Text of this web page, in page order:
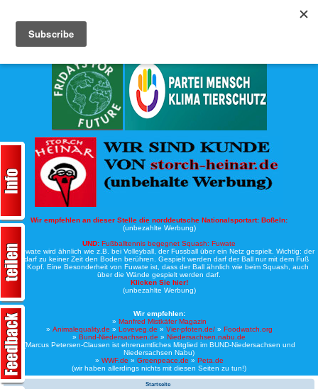
Wir empfehlen an dieser Stelle die norddeutsche Nationalsportart: Boßeln:
(unbezahlte Werbung)
UND: Fußballtennis begegnet Squash: Fuwate
Bei Fuwate wird ähnlich wie z.B. bei Volleyball, der Fussball über ein Netz gespielt. Wichtig: der
Ball darf zu keiner Zeit den Boden berühren. Gespielt werden darf der Ball nur mit dem Fuß
oder Kopf. Eine Besonderheit von Fuwate ist, dass der Ball ähnlich wie beim Squash, auch
über die Wände gespielt werden darf.
Klicken Sie hier!
(unbezahlte Werbung)
Wir empfehlen:
» Manfred Mistkäfer Magazin
» Animalequality.de » Loveveg.de » Vier-pfoten.de/» Foodwatch.org
» Bund-Niedersachsen.de » Niedersachsen.nabu.de
(Marcus Petersen-Clausen ist ehrenamtliches Mitglied im BUND-Niedersachsen und
Niedersachsen Nabu)
» WWF.de » Greenpeace.de » Peta.de
(wir haben allerdings nichts mit diesen Seiten zu tun!)
Startseite